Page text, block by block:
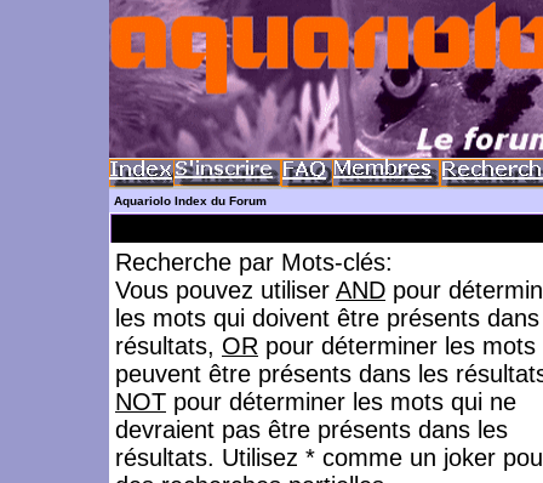
Aquariolo Index du Forum
Recherche par Mots-clés:
Vous pouvez utiliser AND pour
les mots qui doivent être présents
résultats, OR pour déterminer les mots
peuvent être présents dans les
NOT pour déterminer les mots qui ne
devraient pas être présents dans les
résultats. Utilisez * comme un joker